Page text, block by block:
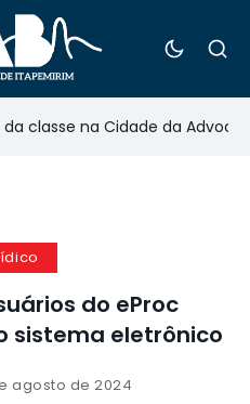
na Cidade da Advocacia
do eProc
sistema eletrônico
agosto de 2024